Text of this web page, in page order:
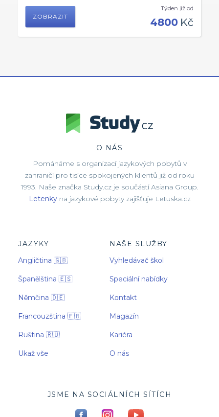
ZOBRAZIT
Týden již od
4800 Kč
O NÁS
Pomáháme s organizací jazykových pobytů v
zahraničí pro tisíce spokojených klientů již od roku
1993. Naše značka Study.cz je součástí Asiana Group.
Letenkyna jazykové pobyty zajišťuje Letuska.cz
JAZYKY
Angličtina 🇬🇧
Španělština 🇪🇸
Němčina 🇩🇪
Francouzština 🇫🇷
Ruština 🇷🇺
Ukaž vše
NAŠE SLUŽBY
Vyhledávač škol
Speciální nabídky
Kontakt
Magazín
Kariéra
O nás
JSME NA SOCIÁLNÍCH SÍTÍCH